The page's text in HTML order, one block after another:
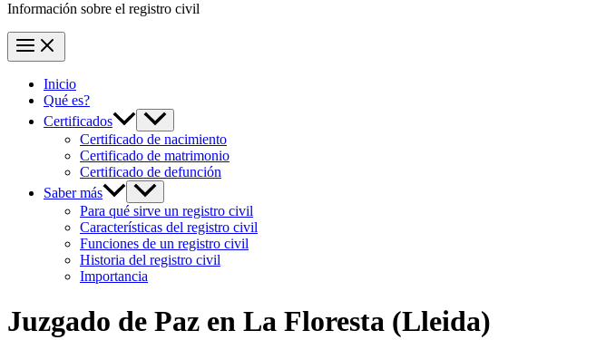
Información sobre el registro civil
Inicio
Qué es?
Certificados
Certificado de nacimiento
Certificado de matrimonio
Certificado de defunción
Saber más
Para qué sirve un registro civil
Características del registro civil
Funciones de un registro civil
Historia del registro civil
Importancia
Juzgado de Paz en La Floresta (Lleida)